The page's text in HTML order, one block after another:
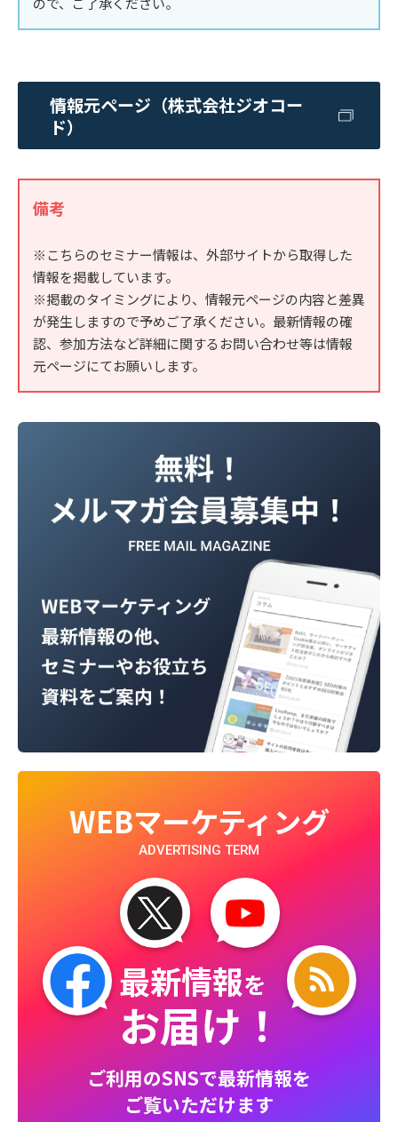
情報元ページ（株式会社ジオコー
ド）
備考
※こちらのセミナー情報は、外部サイトから取得した
情報を掲載しています。
※掲載のタイミングにより、情報元ページの内容と差異
が発生しますので予めご了承ください。最新情報の確
認、参加方法など詳細に関するお問い合わせ等は情報
元ページにてお願いします。
WEBマーケティング
ADVERTISING TERM
最新情報を
お届け！
ご利用のSNSで最新情報を
ご覧いただけます